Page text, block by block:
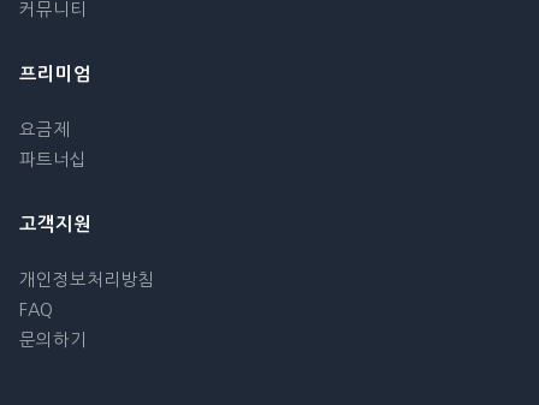
커뮤니티
프리미엄
요금제
파트너십
고객지원
개인정보처리방침
FAQ
문의하기